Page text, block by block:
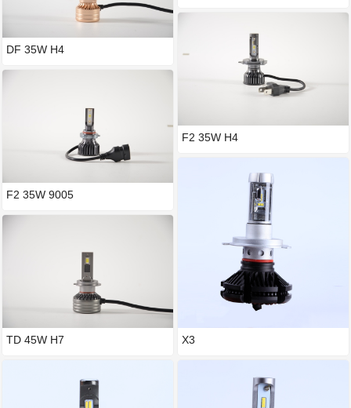
DF 35W H4
F2 35W 9005
TD 45W H7
F2 35W H4
X3